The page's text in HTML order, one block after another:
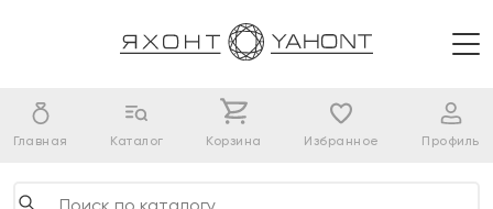
Главная Каталог Корзина Избранное Профиль